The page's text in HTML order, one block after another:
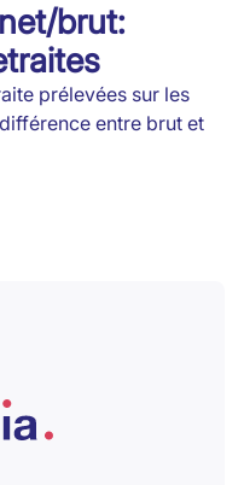
brut:
prélevées sur les
entre brut et